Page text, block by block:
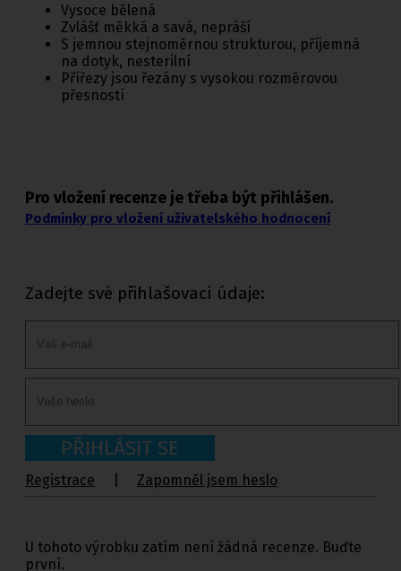
Vysoce bělená
Zvlášť měkká a savá, nepráší
S jemnou stejnoměrnou strukturou, příjemná
na dotyk, nesterilní
Přířezy jsou řezány s vysokou rozměrovou
přesností
Pro vložení recenze je třeba být přihlášen.
Podmínky pro vložení uživatelského hodnocení
Zadejte své přihlašovací údaje:
PŘIHLÁSIT SE
Registrace Zapomněl jsem heslo
U tohoto výrobku zatím není žádná recenze. Buďte
první.